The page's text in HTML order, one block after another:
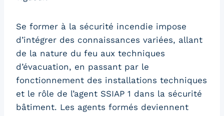
Se former à la sécurité incendie impose
d’intégrer des connaissances variées, allant
de la nature du feu aux techniques
d’évacuation, en passant par le
fonctionnement des installations techniques
et le rôle de l’agent SSIAP 1 dans la sécurité
bâtiment. Les agents formés deviennent